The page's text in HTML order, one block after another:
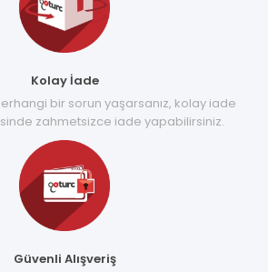
Kolay İade
bir sorun yaşarsanız, kolay iade
zahmetsizce iade yapabilirsiniz.
Güvenli Alışveriş